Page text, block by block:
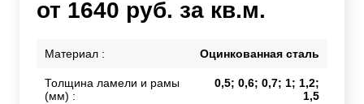
от 1640 руб. за кв.м.
Материал : Оцинкованная сталь
Толщина ламели и рамы
(мм) :
0,5; 0,6; 0,7; 1; 1,2;
1,5